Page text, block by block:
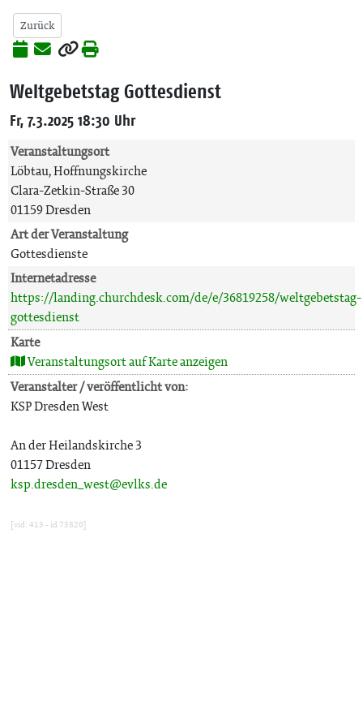
Zurück
Weltgebetstag Gottesdienst
Fr, 7.3.2025 18:30 Uhr
Veranstaltungsort
Löbtau, Hoffnungskirche
Clara-Zetkin-Straße 30
01159 Dresden
Art der Veranstaltung
Gottesdienste
Internetadresse
https://landing.churchdesk.com/de/e/36819258/weltgebetstag-
gottesdienst
Karte
Veranstaltungsort auf Karte anzeigen
Veranstalter / veröffentlicht von:
KSP Dresden West
An der Heilandskirche 3
01157 Dresden
ksp.dresden_west@evlks.de
[vid: 413 - id 73820]